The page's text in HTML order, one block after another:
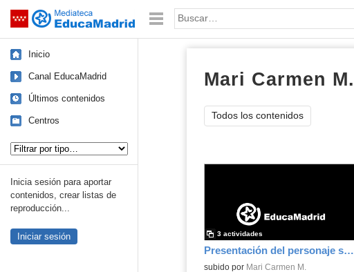
Saltar navegación Palabra o frase:
Inicio
Canal EducaMadrid
Últimos contenidos
Centros
Inicia sesión para aportar
contenidos, crear listas de
reproducción...
Iniciar sesión
Mari Carmen M.
Todos los contenidos
Presentación del personaje secreto
subido por Mari Carmen M.
3 actividades